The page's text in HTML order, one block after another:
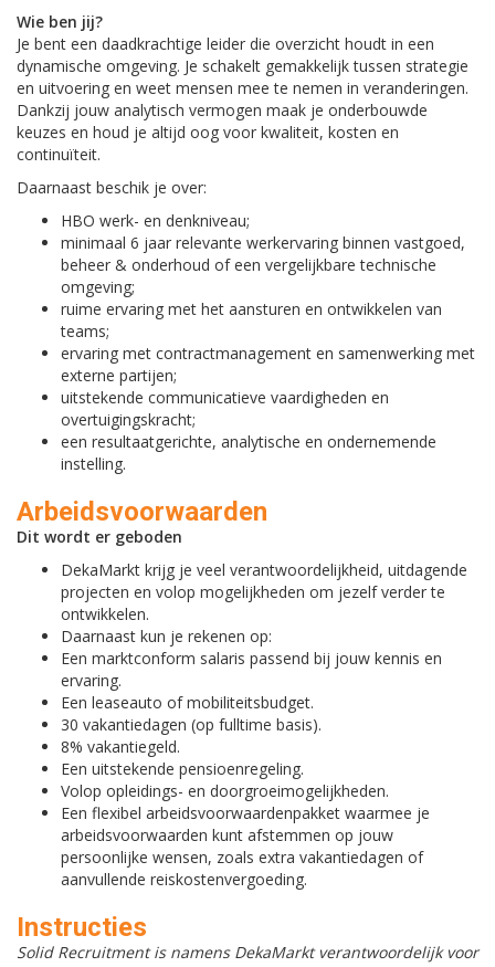
Wie ben jij?
Je bent een daadkrachtige leider die overzicht houdt in een
dynamische omgeving. Je schakelt gemakkelijk tussen strategie
en uitvoering en weet mensen mee te nemen in veranderingen.
Dankzij jouw analytisch vermogen maak je onderbouwde
keuzes en houd je altijd oog voor kwaliteit, kosten en
continuïteit.
Daarnaast beschik je over:
HBO werk- en denkniveau;
minimaal 6 jaar relevante werkervaring binnen vastgoed,
beheer & onderhoud of een vergelijkbare technische
omgeving;
ruime ervaring met het aansturen en ontwikkelen van
teams;
ervaring met contractmanagement en samenwerking met
externe partijen;
uitstekende communicatieve vaardigheden en
overtuigingskracht;
een resultaatgerichte, analytische en ondernemende
instelling.
Arbeidsvoorwaarden
Dit wordt er geboden
DekaMarkt krijg je veel verantwoordelijkheid, uitdagende
projecten en volop mogelijkheden om jezelf verder te
ontwikkelen.
Daarnaast kun je rekenen op:
Een marktconform salaris passend bij jouw kennis en
ervaring.
Een leaseauto of mobiliteitsbudget.
30 vakantiedagen (op fulltime basis).
8% vakantiegeld.
Een uitstekende pensioenregeling.
Volop opleidings- en doorgroeimogelijkheden.
Een flexibel arbeidsvoorwaardenpakket waarmee je
arbeidsvoorwaarden kunt afstemmen op jouw
persoonlijke wensen, zoals extra vakantiedagen of
aanvullende reiskostenvergoeding.
Instructies
Solid Recruitment is namens DekaMarkt verantwoordelijk voor